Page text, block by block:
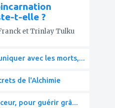
t-elle ?
et Trinlay Tulku
avec les morts,...
de l'Alchimie
pour guérir grâ...